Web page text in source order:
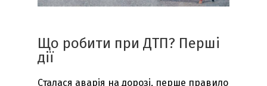
Що робити при ДТП? Перші
дії
Сталася аварія на дорозі, перше правило